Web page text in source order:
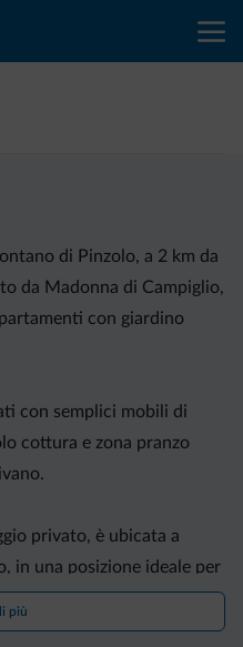
di Pinzolo, a 2 km da
da Madonna di Campiglio,
con giardino
con semplici mobili di
cottura e zona pranzo
privato, è ubicata a
in una posizione ideale per
più